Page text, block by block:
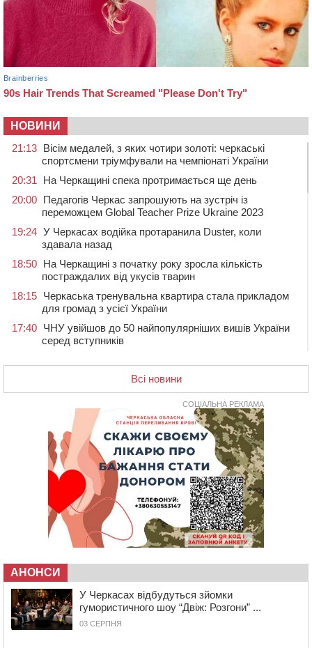
НОВИНИ
21:13 Вісім медалей, з яких чотири золоті: черкаські
спортсмени тріумфували на чемпіонаті України
20:31
На Черкащині спека протримається ще день
20:00 Педагогів Черкас запрошують на зустріч із
переможцем Global Teacher Prize Ukraine 2023
19:24 У Черкасах водійка протаранила Duster, коли
здавала назад
18:50 На Черкащині з початку року зросла кількість
постраждалих від укусів тварин
18:15 Черкаська тренувальна квартира стала прикладом
для громад з усієї України
17:40 ЧНУ увійшов до 50 найпопулярніших вишів України
серед вступників
контейнерний майданчик
16:32
Без розтину грудної клітки: у Черкасах 75-річній
пацієнтці замінили аортальний клапан
У Черкаському онкоцентрі встановили сонячну
електростанцію за понад пів мільйона гривень
У Київській області прощаються з полеглим на
фронті жителем Монастирищини
У Черкасах містяни через нову скляну зупинку і
вирізані дерева потерпають від спеки: Бондаренко
обіцяє масштабне озеленення
Провокував конфлікт і зачинився в автівці: у ТЦК
чоловіка у Тальному
13:55
У Тальному працівники ТЦК вибили вікно і
витягли з автівки чоловіка (ВІДЕО)
13:27 На Звенигородщині чоловік до смерті побив 82-
Всі новини
СОЦІАЛЬНА РЕКЛАМА
АНОНСИ
У Черкасах відбудуться зйомки
гумористичного шоу “Двіж: Розгони” ...
03 СЕРПНЯ